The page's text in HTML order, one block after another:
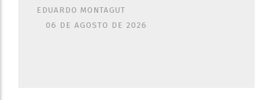
EDUARDO MONTAGUT
06 DE AGOSTO DE 2026